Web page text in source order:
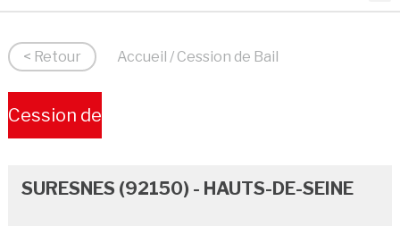
< Retour Accueil / Cession de Bail
Cession de
SURESNES (92150) - HAUTS-DE-SEINE